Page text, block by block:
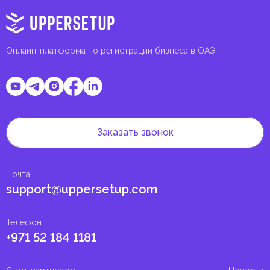
Онлайн-платформа по регистрации бизнеса в ОАЭ
Телефон:
+971 52 184 1181
Почта:
support@uppersetup.com
Заказать звонок